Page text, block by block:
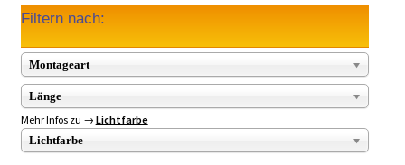
Filtern nach:
Montageart
Länge
Mehr Infos zu → Lichtfarbe
Lichtfarbe